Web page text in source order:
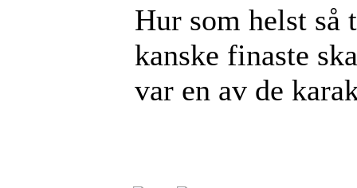
Hur som helst så
kanske finaste
var en av de